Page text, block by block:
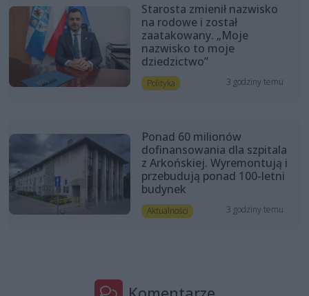
Starosta zmienił nazwisko
na rodowe i został
zaatakowany. „Moje
nazwisko to moje
dziedzictwo”
Polityka 3 godziny temu
Ponad 60 milionów
dofinansowania dla szpitala
z Arkońskiej. Wyremontują i
przebudują ponad 100-letni
budynek
Aktualności 3 godziny temu